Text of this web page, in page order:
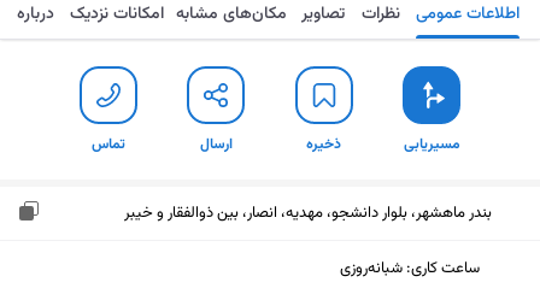
مسیریابی ذخیره ارسال تماس اطلاعات عمومی نظرات تصاویر مکان‌های مشابه امکانات نزدیک درباره
مسیریابی ذخیره ارسال تماس
بندر ماهشهر، بلوار دانشجو، مهدیه، انصار، بین ذوالفقار و خیبر
ساعت کاری: شبانه‌روزی